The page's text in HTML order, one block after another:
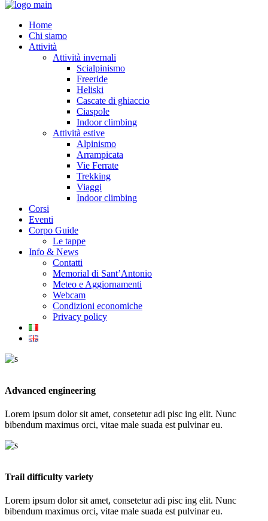
Home
Chi siamo
Attività
Attività invernali
Scialpinismo
Freeride
Heliski
Cascate di ghiaccio
Ciaspole
Indoor climbing
Attività estive
Alpinismo
Arrampicata
Vie Ferrate
Trekking
Viaggi
Indoor climbing
Corsi
Eventi
Corpo Guide
Le tappe
Info & News
Contatti
Memorial di Sant’Antonio
Meteo e Aggiornamenti
Webcam
Condizioni economiche
Privacy policy
Advanced engineering
Lorem ipsum dolor sit amet, consetetur adi pisc ing elit. Nunc
bibendum maximus orci, vitae male suada est pulvinar eu.
Trail difficulty variety
Lorem ipsum dolor sit amet, consetetur adi pisc ing elit. Nunc
bibendum maximus orci, vitae male suada est pulvinar eu.